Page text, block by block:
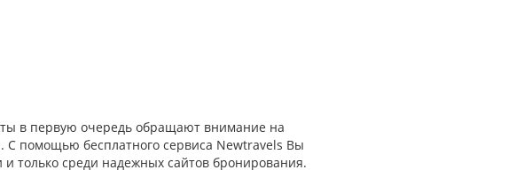
в первую очередь обращают внимание на
С помощью бесплатного сервиса Newtravels Вы
только среди надежных сайтов бронирования.